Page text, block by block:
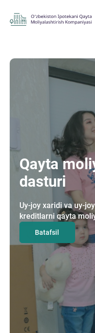
Qayta
dasturi
Uy-joy xaridi va uy-
kreditlarni qayta
Batafsil